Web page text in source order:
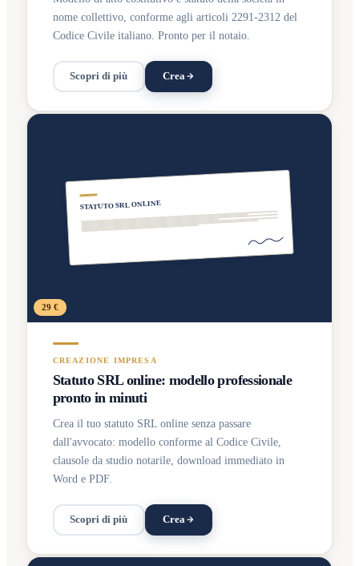
nome collettivo, conforme agli articoli 2291-2312 del
Codice Civile italiano. Pronto per il notaio.
Scopri di più Crea
STATUTO SRL ONLINE
29 €
CREAZIONE IMPRESA
Statuto SRL online: modello professionale
pronto in minuti
Crea il tuo statuto SRL online senza passare
dall'avvocato: modello conforme al Codice Civile,
clausole da studio notarile, download immediato in
Word e PDF.
Scopri di più Crea